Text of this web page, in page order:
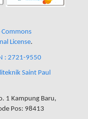
Commons
License.
: 2721-9550
Saint Paul
1 Kampung Baru,
Pos: 98413